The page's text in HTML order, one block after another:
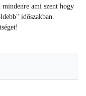
ami szent hogy
időszakban.